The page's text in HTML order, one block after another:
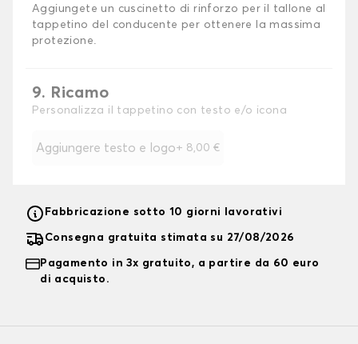
Aggiungete un cuscinetto di rinforzo per il tallone al
tappetino del conducente per ottenere la massima
protezione.
9. Ricamo
Personalizza il tappetino con testo e/o icona
Aggiungere testo e logo+ 8,00 €
Fabbricazione sotto 10 giorni lavorativi
Consegna gratuita stimata su 27/08/2026
Pagamento in 3x gratuito, a partire da 60 euro
di acquisto.